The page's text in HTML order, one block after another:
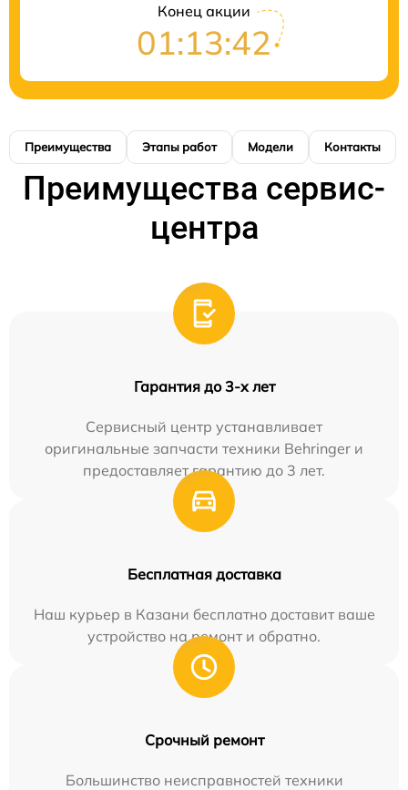
Конец акции
01:13:42
Преимущества Этапы работ Модели Контакты
Преимущества сервис-
центра
Гарантия до 3-х лет
Сервисный центр устанавливает
оригинальные запчасти техники Behringer и
предоставляет гарантию до 3 лет.
Бесплатная доставка
Наш курьер в Казани бесплатно доставит ваше
устройство на ремонт и обратно.
Срочный ремонт
Большинство неисправностей техники